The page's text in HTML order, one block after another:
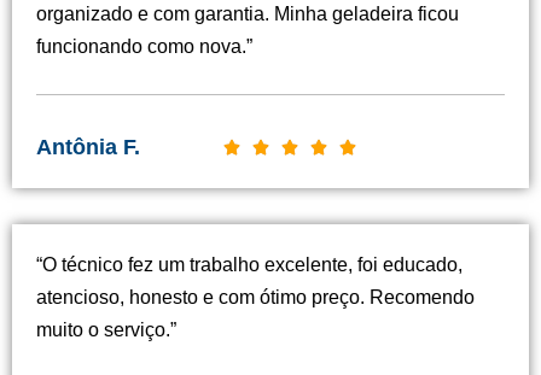
organizado e com garantia. Minha geladeira ficou
funcionando como nova.”
Antônia F.     C
s
i
“O técnico fez um trabalho excelente, foi educado,
atencioso, honesto e com ótimo preço. Recomendo
muito o serviço.”